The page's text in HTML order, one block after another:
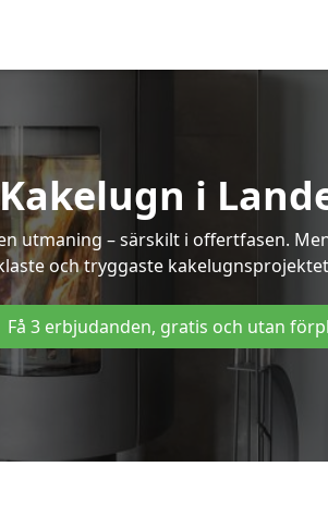
Kakelugn i
utmaning – särskilt i offertfasen.
och tryggaste
Få 3 erbjudanden, gratis och utan